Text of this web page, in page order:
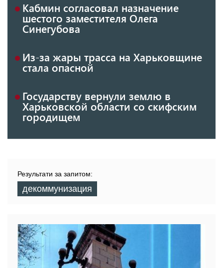
Кабмин согласовал назначение
шестого заместителя Олега
Синегубова
Из-за жары трасса на Харьковщине
стала опасной
Государству вернули землю в
Харьковской области со скифским
городищем
Результати за запитом:
декоммунизация